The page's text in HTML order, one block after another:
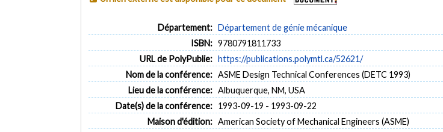
Département: Département de génie mécanique
ISBN: 9780791811733
URL de PolyPublie: https://publications.polymtl.ca/52621/
Nom de la conférence: ASME Design Technical Conferences (DETC 1993)
Lieu de la conférence: Albuquerque, NM, USA
Date(s) de la conférence: 1993-09-19 - 1993-09-22
Maison d'édition: American Society of Mechanical Engineers (ASME)